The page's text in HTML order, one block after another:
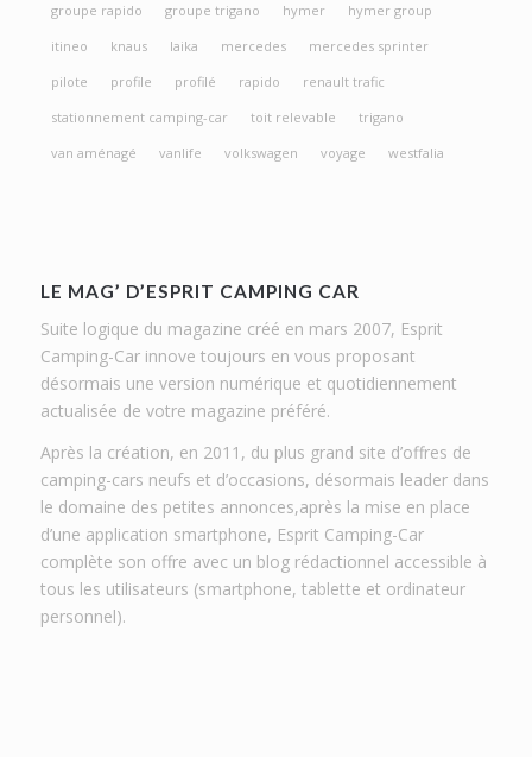
groupe rapido
groupe trigano hymer
hymer group
itineo
knaus laika mercedes
mercedes sprinter
pilote
profile profilé rapido
renault trafic
stationnement camping-car
toit relevable
trigano
van aménagé
vanlife volkswagen voyage westfalia
LE MAG’ D’ESPRIT CAMPING CAR
Suite logique du magazine créé en mars 2007, Esprit
Camping-Car innove toujours en vous proposant
désormais une version numérique et quotidiennement
actualisée de votre magazine préféré.
Après la création, en 2011, du plus grand site d’offres de
camping-cars neufs et d’occasions, désormais leader dans
le domaine des petites annonces,après la mise en place
d’une application smartphone, Esprit Camping-Car
complète son offre avec un blog rédactionnel accessible à
tous les utilisateurs (smartphone, tablette et ordinateur
personnel).